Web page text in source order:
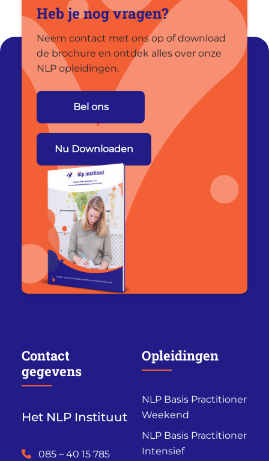
Heb je nog vragen?
Neem contact met ons op of download
de brochure en ontdek alles over onze
NLP opleidingen.
Bel ons
Nu Downloaden
Contact
gegevens
Het NLP Instituut
085 – 40 15 785
Opleidingen
NLP Basis Practitioner
Weekend
NLP Basis Practitioner
Intensief